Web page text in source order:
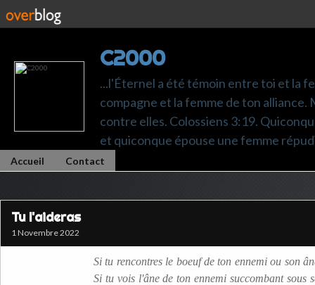
C2000
...l'Éternel a été témoin entre toi et la
compagne et la femme de ton alliance.
contre elles. Colossiens 3:19.
et quiconque épouse une femme
Accueil Contact
Tu l'aideras
1 Novembre 2022
Si tu rencontres le boeuf de ton ennemi ou son
Si tu vois l'âne de ton ennemi succombant sous